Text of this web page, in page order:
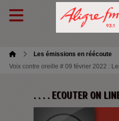
Les émissions en réécoute
Voix contre oreille # 09 février 2022 :
. . . . ECOUTER ON